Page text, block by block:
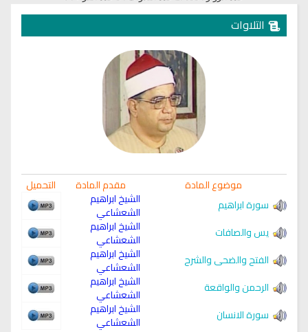
التلاوات
موضوع المادة مقدم المادة
التحميل
سورة ابراهيم
الشيخ ابراهيم
الشعشاعي
يس والصافات
الشيخ ابراهيم
الشعشاعي
الفتح والضحى والشرح
الشيخ ابراهيم
الشعشاعي
الرحمن والواقعة
الشيخ ابراهيم
الشعشاعي
سورة الانسان
الشيخ ابراهيم
الشعشاعي